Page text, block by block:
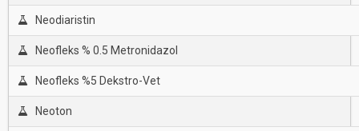
Neodiaristin
Neofleks % 0.5 Metronidazol
Neofleks %5 Dekstro-Vet
Neoton